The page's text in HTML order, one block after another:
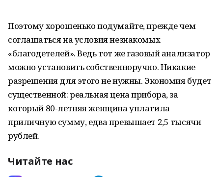
Поэтому хорошенько подумайте, прежде чем
соглашаться на условия незнакомых
«благодетелей». Ведь тот же газовый анализатор
можно установить собственноручно. Никакие
разрешения для этого не нужны. Экономия будет
существенной: реальная цена прибора, за
который 80-летняя женщина уплатила
приличную сумму, едва превышает 2,5 тысячи
рублей.
Читайте нас